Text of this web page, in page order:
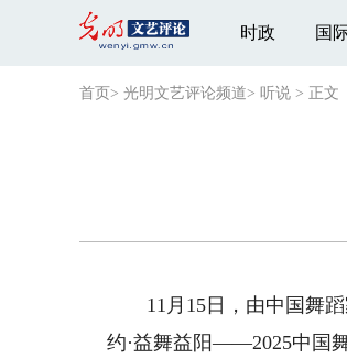
时政 国
首页 > 光明文艺评论频道> 听说 > 正文
11月15日，由中国舞蹈
约·益舞益阳——2025中国